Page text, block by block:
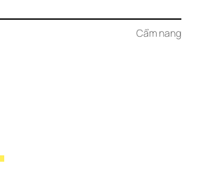
Cẩm nang